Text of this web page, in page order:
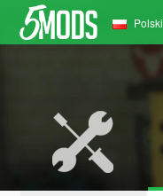
Polski